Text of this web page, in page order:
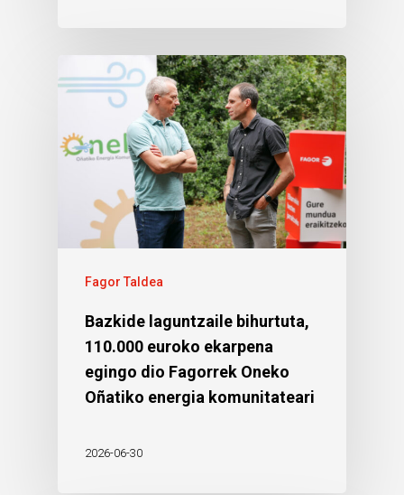
Fagor Taldea
Bazkide laguntzaile bihurtuta,
110.000 euroko ekarpena
egingo dio Fagorrek Oneko
Oñatiko energia komunitateari
2026-06-30